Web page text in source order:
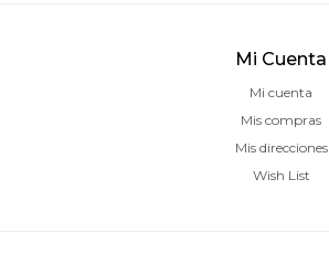
Mi Cuenta
Mi cuenta
Mis compras
Mis direcciones
Wish List